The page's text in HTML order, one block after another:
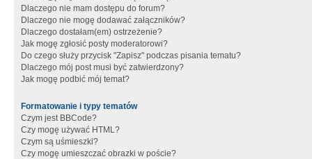
Dlaczego nie mam dostępu do forum?
Dlaczego nie mogę dodawać załączników?
Dlaczego dostałam(em) ostrzeżenie?
Jak mogę zgłosić posty moderatorowi?
Do czego służy przycisk "Zapisz" podczas pisania tematu?
Dlaczego mój post musi być zatwierdzony?
Jak mogę podbić mój temat?
Formatowanie i typy tematów
Czym jest BBCode?
Czy mogę używać HTML?
Czym są uśmieszki?
Czy mogę umieszczać obrazki w poście?